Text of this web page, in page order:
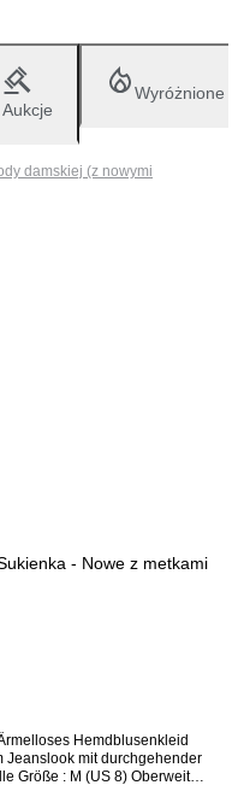
Aukcje
Wyróżnione
damskiej (z nowymi
- Nowe z metkami
Jeanslook mit durchgehender
Oberweite :